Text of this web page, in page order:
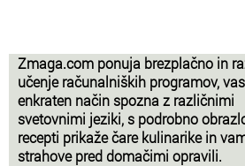
Zmaga.com ponuja brezplačno in
učenje računalniških programov,
enkraten način spozna z različnimi
svetovnimi jeziki, s podrobno
recepti prikaže čare kulinarike in
strahove pred domačimi opravili.